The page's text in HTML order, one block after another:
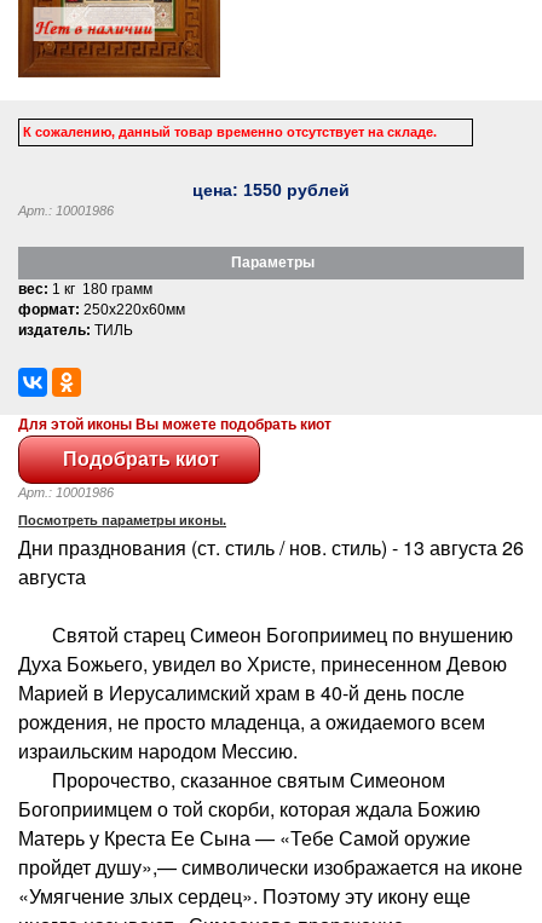
К сожалению, данный товар временно отсутствует на складе.
цена: 1550 рублей
Арт.: 10001986
Параметры
вес: 1 кг 180 грамм
формат: 250x220x60мм
издатель: ТИЛЬ
Для этой иконы Вы можете подобрать киот
Арт.: 10001986
Посмотреть параметры иконы.
Дни празднования (ст. стиль / нов. стиль) - 13 августа 26
августа
Святой старец Симеон Богоприимец по внушению
Духа Божьего, увидел во Христе, принесенном Девою
Марией в Иерусалимский храм в 40-й день после
рождения, не просто младенца, а ожидаемого всем
израильским народом Мессию.
Пророчество, сказанное святым Симеоном
Богоприимцем о той скорби, которая ждала Божию
Матерь у Креста Ее Сына — «Тебе Самой оружие
пройдет душу»,— символически изображается на иконе
«Умягчение злых сердец». Поэтому эту икону еще